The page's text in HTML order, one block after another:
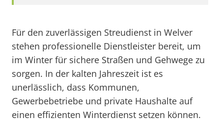
Für den zuverlässigen Streudienst in Welver
stehen professionelle Dienstleister bereit, um
im Winter für sichere Straßen und Gehwege zu
sorgen. In der kalten Jahreszeit ist es
unerlässlich, dass Kommunen,
Gewerbebetriebe und private Haushalte auf
einen effizienten Winterdienst setzen können.